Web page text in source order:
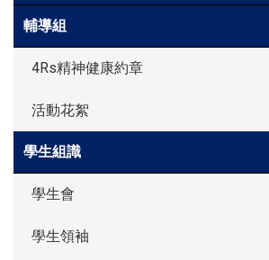
輔導組
4Rs精神健康約章
活動花絮
學生組識
學生會
學生領袖